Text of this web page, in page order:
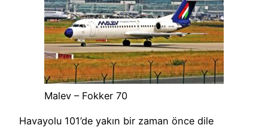
Malev – Fokker 70
Havayolu 101’de yakın bir zaman önce dile